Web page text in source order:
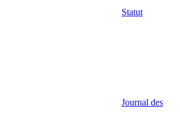
Statut
Journal des